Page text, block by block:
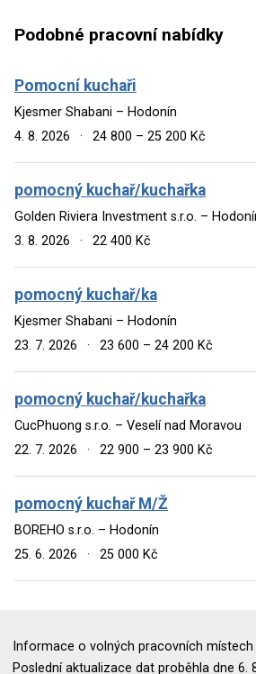
Podobné pracovní nabídky
Pomocní kuchaři
Kjesmer Shabani – Hodonín
4. 8. 2026
· 24 800 – 25 200 Kč
pomocný kuchař/kuchařka
Golden Riviera Investment s.r.o. –
3. 8. 2026
· 22 400 Kč
pomocný kuchař/ka
Kjesmer Shabani – Hodonín
23. 7. 2026
· 23 600 – 24 200 Kč
pomocný kuchař/kuchařka
CucPhuong s.r.o. – Veselí nad Moravou
22. 7. 2026
· 22 900 – 23 900 Kč
pomocný kuchař M/Ž
BOREHO s.r.o. – Hodonín
25. 6. 2026
· 25 000 Kč
Informace o volných pracovních
Poslední aktualizace dat proběhla dne 6.